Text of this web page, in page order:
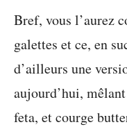
Bref, vous l’aurez
galettes et ce, en
d’ailleurs une
aujourd’hui,
feta, et courge